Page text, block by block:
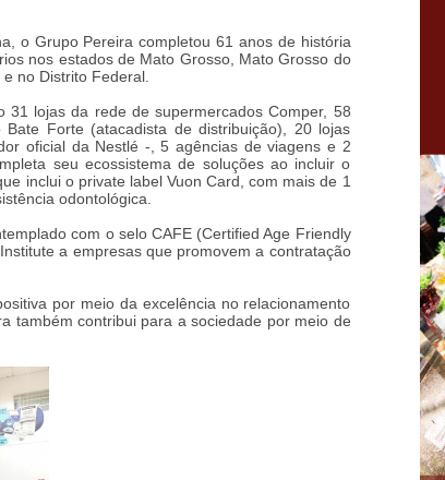
o Grupo Pereira completou 61 anos de história
nos estados de Mato Grosso, Mato Grosso do
no Distrito Federal.
lojas da rede de supermercados Comper, 58
Forte (atacadista de distribuição), 20 lojas
oficial da Nestlé -, 5 agências de viagens e 2
seu ecossistema de soluções ao incluir o
inclui o private label Vuon Card, com mais de 1
odontológica.
com o selo CAFE (Certified Age Friendly
a empresas que promovem a contratação
por meio da excelência no relacionamento
também contribui para a sociedade por meio de